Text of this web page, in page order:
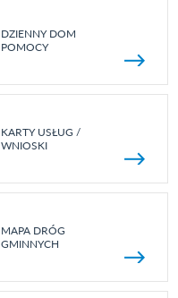
DZIENNY DOM
POMOCY
KARTY USŁUG /
WNIOSKI
MAPA DRÓG
GMINNYCH